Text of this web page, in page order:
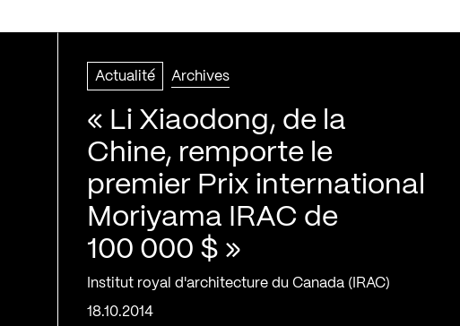
Actualité Archives
« Li Xiaodong, de la
Chine, remporte le
premier Prix international
Moriyama IRAC de
100 000 $ »
Institut royal d'architecture du Canada (IRAC)
18.10.2014